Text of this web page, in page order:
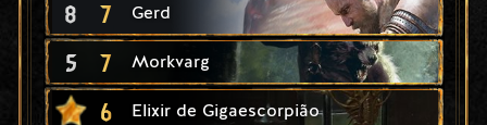
8 7 Gerd
5 7 Morkvarg
6 Elixir de Gigaescorpião